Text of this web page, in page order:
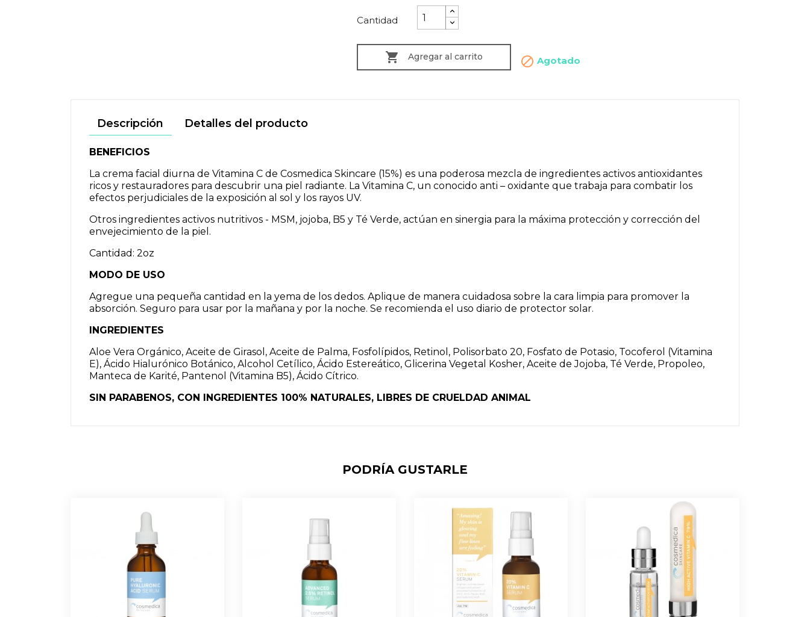
Cantidad
 Agregar al carrito  Agotado
Descripción Detalles del producto
BENEFICIOS
La crema facial diurna de Vitamina C de Cosmedica Skincare (15%) es una poderosa mezcla de ingredientes activos antioxidantes
ricos y restauradores para descubrir una piel radiante. La Vitamina C, un conocido anti – oxidante que trabaja para combatir los
efectos perjudiciales de la exposición al sol y los rayos UV.
Otros ingredientes activos nutritivos - MSM, jojoba, B5 y Té Verde, actúan en sinergia para la máxima protección y corrección del
envejecimiento de la piel.
Cantidad: 2oz
MODO DE USO
Agregue una pequeña cantidad en la yema de los dedos. Aplique de manera cuidadosa sobre la cara limpia para promover la
absorción. Seguro para usar por la mañana y por la noche. Se recomienda el uso diario de protector solar.
INGREDIENTES
Aloe Vera Orgánico, Aceite de Girasol, Aceite de Palma, Fosfolípidos, Retinol, Polisorbato 20, Fosfato de Potasio, Tocoferol (Vitamina
E), Ácido Hialurónico Botánico, Alcohol Cetílico, Ácido Estereático, Glicerina Vegetal Kosher, Aceite de Jojoba, Té Verde, Propoleo,
Manteca de Karité, Pantenol (Vitamina B5), Ácido Cítrico.
SIN PARABENOS, CON INGREDIENTES 100% NATURALES, LIBRES DE CRUELDAD ANIMAL
PODRÍA GUSTARLE